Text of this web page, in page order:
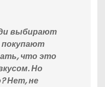
выбирают
покупают
что это
Но
Нет, не